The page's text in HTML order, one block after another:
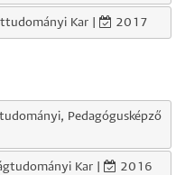
Kar | 2017
Pedagógusképző
Kar | 2016